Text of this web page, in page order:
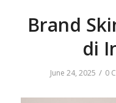
Brand
di
June 24, 2025 / 0